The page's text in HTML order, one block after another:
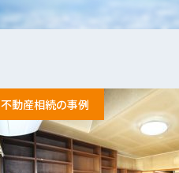
不動産相続の事例